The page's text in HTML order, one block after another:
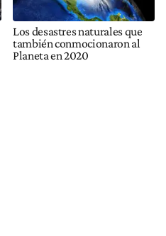
Los desastres naturales que
también conmocionaron al
Planeta en 2020